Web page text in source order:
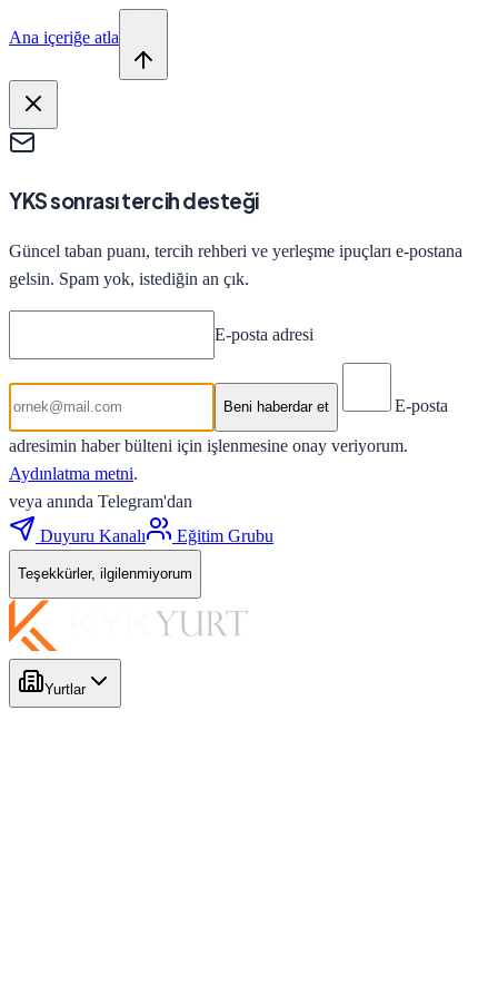
Ana içeriğe atla
YKS sonrası tercih desteği
Güncel taban puanı, tercih rehberi ve yerleşme ipuçları e-postana
gelsin. Spam yok, istediğin an çık.
E-posta adresi
Beni haberdar et E-posta
adresimin haber bülteni için işlenmesine onay veriyorum.
Aydınlatma metni.
veya anında Telegram'dan
Duyuru Kanalı
Eğitim Grubu
Teşekkürler, ilgilenmiyorum
Yurtlar